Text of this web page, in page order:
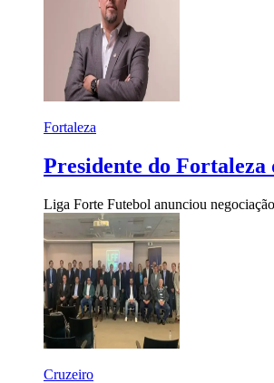
Fortaleza
Presidente do
Liga Forte Futebol anunciou
Cruzeiro